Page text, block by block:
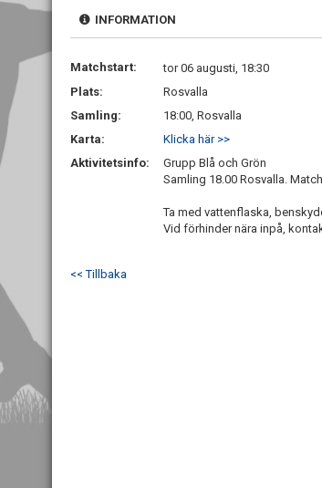
INFORMATION
Matchstart:
tor 06 augusti, 18:30
Plats:
Rosvalla
Samling:
18:00, Rosvalla
Karta:
Klicka här >>
Aktivitetsinfo:
Grupp Blå och Grön
Samling 18.00 Rosvalla.
Ta med vattenflaska,
Vid förhinder nära inpå,
<< Tillbaka